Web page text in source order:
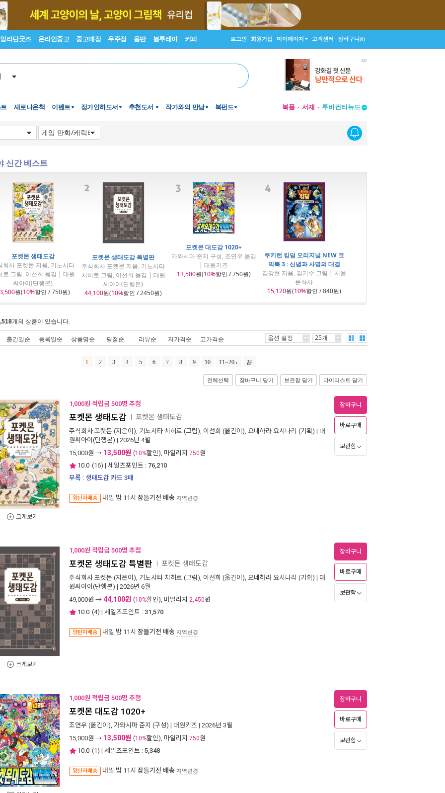
알라딘굿즈 온라인중고 중고매장 우주점 음반 블루레이 커피 로그인 회원가입 마이페이지 고객센터 장바구니(0)
새로나온책 이벤트 정가인하도서 추천도서 작가와의 만남 북펀드 북플 서재
투비컨티뉴드
투비컨티뉴드
신간 베스트
포켓몬 생태도감
회사 포켓몬 지음, 기노시타
로 그림, 이선희 옮김 | 대원
씨아이(단행본)
원(10%할인 / 750원)
포켓몬 생태도감 특별판
주식회사 포켓몬 지음, 기노시타
치히로 그림, 이선희 옮김 | 대원
씨아이(단행본)
44,100원(10%할인 / 2450원)
포켓몬 대도감 1020+
가와시마 준지 구성, 조연우 옮김
| 대원키즈
13,500원(10%할인 / 750원)
쿠키런 킹덤 오리지널 NEW 코
믹북 3 : 신념과 사명의 대결
김강현 지음, 김기수 그림 | 서울
문화사
15,120원(10%할인 / 840원)
개의 상품이 있습니다.
출간일순 등록일순 상품명순 평점순 리뷰순 저가격순 고가격순 옵션 설정 25개
1 2 3 4 5 6 7 8 9 10 11~20 끝
전체선택 장바구니 담기 보관함 담기 마이리스트 담기
크게보기
1,000원 적립금 500명 추첨
포켓몬 생태도감 포켓몬 생태도감
주식회사 포켓몬 (지은이), 기노시타 치히로 (그림), 이선희 (옮긴이), 요네하라 요시나리 (기획) | 대
원씨아이(단행본) | 2026년 4월
15,000원 → 13,500원 (10%할인), 마일리지 750원
10.0 (16) | 세일즈포인트 : 76,210
부록 : 생태도감 카드 3매
양탄자배송 내일 밤 11시 잠들기전 배송 지역변경
장바구니
바로구매
보관함
크게보기
1,000원 적립금 500명 추첨
포켓몬 생태도감 특별판 포켓몬 생태도감
주식회사 포켓몬 (지은이), 기노시타 치히로 (그림), 이선희 (옮긴이), 요네하라 요시나리 (기획) | 대
원씨아이(단행본) | 2026년 6월
49,000원 → 44,100원 (10%할인), 마일리지 2,450원
10.0 (4) | 세일즈포인트 : 31,570
양탄자배송 내일 밤 11시 잠들기전 배송 지역변경
장바구니
바로구매
보관함
1,000원 적립금 500명 추첨
포켓몬 대도감 1020+
조연우 (옮긴이), 가와시마 준지 (구성) | 대원키즈 | 2026년 3월
15,000원 → 13,500원 (10%할인), 마일리지 750원
10.0 (1) | 세일즈포인트 : 5,348
양탄자배송 내일 밤 11시 잠들기전 배송 지역변경
장바구니
바로구매
보관함